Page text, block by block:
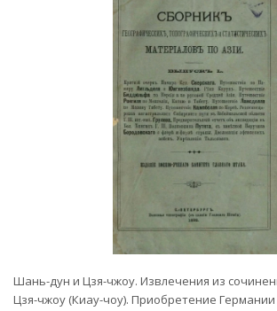
Шань-дун и Цзя-чжоу. Извлечения из
Цзя-чжоу (Киау-чоу). Приобретение